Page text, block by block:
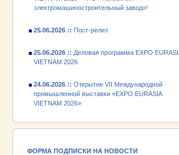
VIETNAM 2026
промышленной выставки «EXPO EURASIA
VIETNAM 2026»
VIETNAM 2026» - АО «Псковский
ФОРМА ПОДПИСКИ НА НОВОСТИ